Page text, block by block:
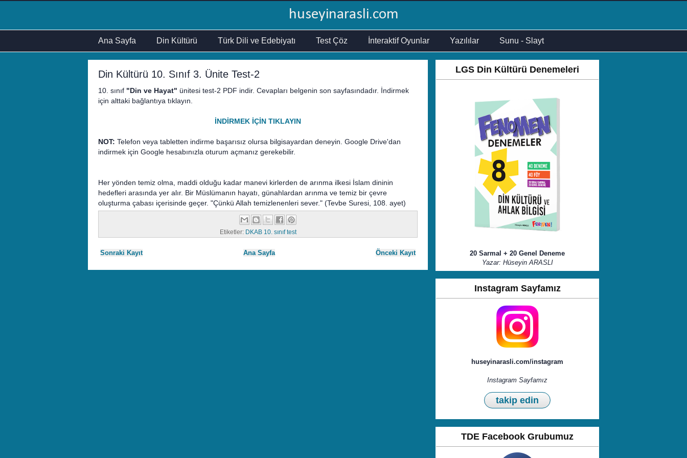
huseyinarasli.com
Ana Sayfa Din Kültürü Türk Dili ve Edebiyatı Test Çöz İnteraktif Oyunlar Yazılılar Sunu - Slayt
Din Kültürü 10. Sınıf 3. Ünite Test-2
10. sınıf "Din ve Hayat" ünitesi test-2 PDF indir. Cevapları belgenin son sayfasındadır. İndirmek
için alttaki bağlantıya tıklayın.
İNDİRMEK İÇİN TIKLAYIN
NOT: Telefon veya tabletten indirme başarısız olursa bilgisayardan deneyin. Google Drive'dan
indirmek için Google hesabınızla oturum açmanız gerekebilir.
Her yönden temiz olma, maddi olduğu kadar manevi kirlerden de arınma ilkesi İslam dininin
hedefleri arasında yer alır. Bir Müslümanın hayatı, günahlardan arınma ve temiz bir çevre
oluşturma çabası içerisinde geçer. "Çünkü Allah temizlenenleri sever." (Tevbe Suresi, 108. ayet)
Etiketler: DKAB 10. sınıf test
Sonraki Kayıt Önceki Kayıt
Ana Sayfa
LGS Din Kültürü Denemeleri
20 Sarmal + 20 Genel Deneme
Yazar: Hüseyin ARASLI
Instagram Sayfamız
huseyinarasli.com/instagram
Instagram Sayfamız
takip edin
TDE Facebook Grubumuz